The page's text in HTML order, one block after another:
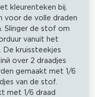
kleurenteken bij.
voor de volle draden
Slinger de stof om
vanuit het
De kruissteekjes
over 2 draadjes
gemaakt met 1/6
van de stof.
met 1/6 draad